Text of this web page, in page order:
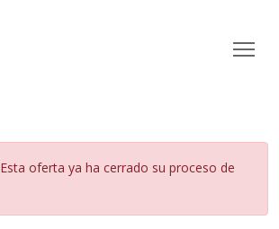
Esta oferta ya ha cerrado su proceso de